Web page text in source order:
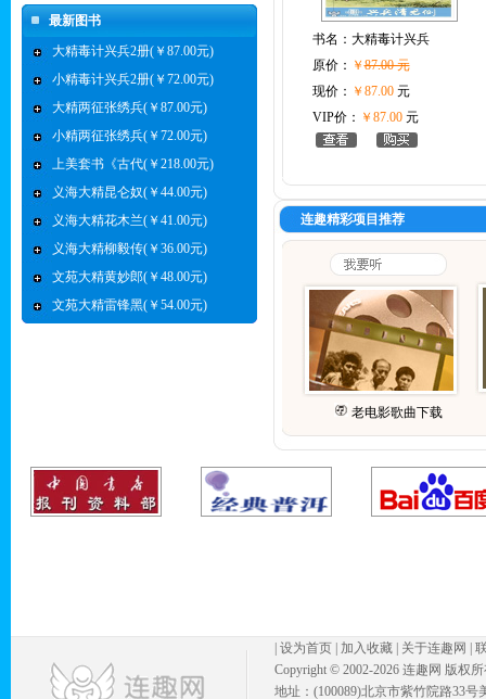
最新图书
大精毒计兴兵2册(￥87.00元)
小精毒计兴兵2册(￥72.00元)
大精两征张绣兵(￥87.00元)
小精两征张绣兵(￥72.00元)
上美套书《古代(￥218.00元)
义海大精昆仑奴(￥44.00元)
义海大精花木兰(￥41.00元)
义海大精柳毅传(￥36.00元)
文苑大精黄妙郎(￥48.00元)
文苑大精雷锋黑(￥54.00元)
书名： 大精毒计兴兵
原价： ￥87.00 元
现价： ￥87.00元
VIP价： ￥87.00元
连趣精彩项目推荐
老电影歌曲下载
设为首页 加入收藏 关于连趣网
Copyright © 2002-2026 连趣网 版权
地址：(100089)北京市紫竹院路33号